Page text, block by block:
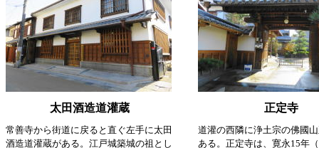
太田酒造道灌蔵 正定寺
常善寺から街道に戻ると直ぐ左手に太田
酒造道灌蔵がある。江戸城築城の祖とし
道灌の西隣に浄土宗の佛國
ある。正定寺は、寛永15年